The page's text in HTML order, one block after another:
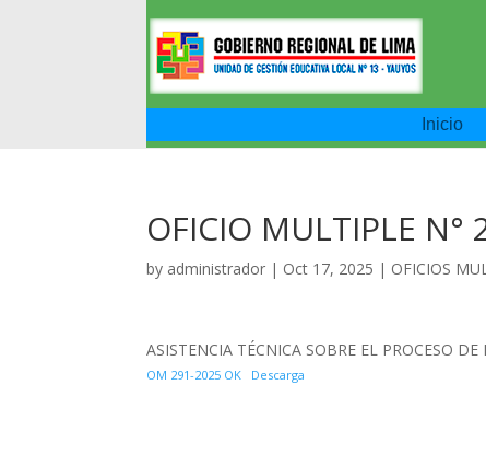
Inicio
OFICIO MULTIPLE N°
by administrador | Oct 17, 2025 | OFICIOS
ASISTENCIA TÉCNICA SOBRE EL PROCESO
OM 291-2025 OK Descarga